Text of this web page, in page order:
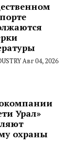
Авг 04, 2026
Урал»
охраны